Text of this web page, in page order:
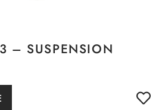
– SUSPENSION